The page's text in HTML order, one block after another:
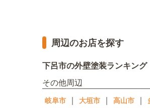
周辺のお店を探す
下呂市の外壁塗装ランキング
その他周辺
岐阜市 ｜ 大垣市 ｜ 高山市 ｜